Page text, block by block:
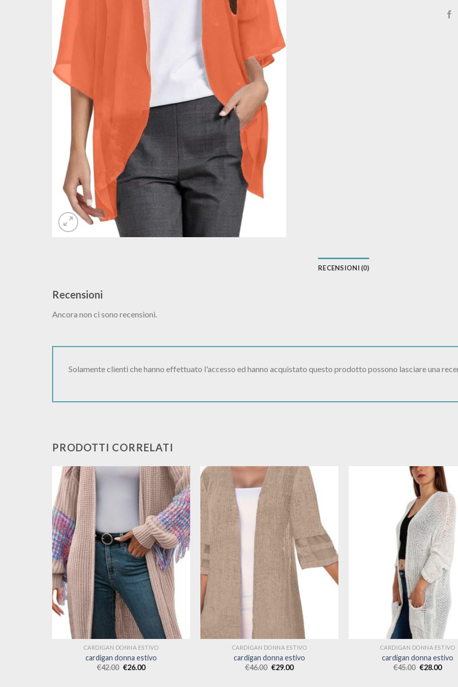
RECENSIONI (0)
Recensioni
Ancora non ci sono recensioni.
Solamente clienti che hanno effettuato l'accesso ed hanno acquistato questo prodotto possono lasciare una
PRODOTTI CORRELATI
CARDIGAN DONNA ESTIVO
cardigan donna estivo
€42.00 €26.00
CARDIGAN DONNA ESTIVO
cardigan donna estivo
€46.00 €29.00
CARDIGAN DONNA ESTIVO
cardigan donna estivo
€45.00 €28.00